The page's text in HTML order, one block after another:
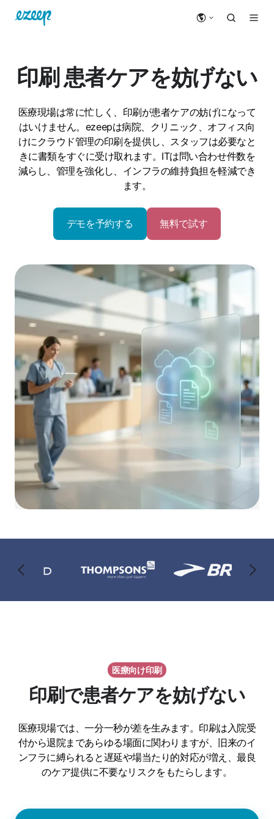
印刷 患者ケアを妨げない
医療現場は常に忙しく、印刷が患者ケアの妨げになって
はいけません。ezeepは病院、クリニック、オフィス向
けにクラウド管理の印刷を提供し、スタッフは必要なと
きに書類をすぐに受け取れます。ITは問い合わせ件数を
減らし、管理を強化し、インフラの維持負担を軽減でき
ます。
デモを予約する 無料で試す
医療向け印刷
印刷で患者ケアを妨げない
医療現場では、一分一秒が差を生みます。印刷は入院受
付から退院まであらゆる場面に関わりますが、旧来のイ
ンフラに縛られると遅延や場当たり的対応が増え、最良
のケア提供に不要なリスクをもたらします。